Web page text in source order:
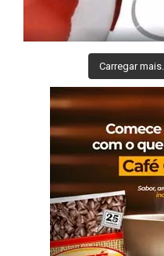
Carregar mais...